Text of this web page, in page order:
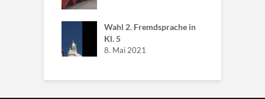
Wahl 2. Fremdsprache in
Kl. 5
8. Mai 2021